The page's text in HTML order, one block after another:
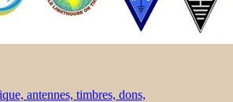
antennes, timbres, dons,